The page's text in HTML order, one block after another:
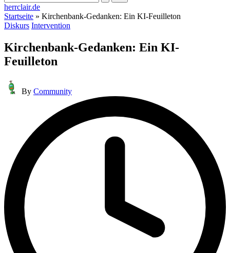
for:
herrclair.de
Startseite » Kirchenbank-Gedanken: Ein KI-Feuilleton
Posted
Diskurs Intervention
Kirchenbank-Gedanken: Ein KI-
Feuilleton
Posted
by
By Community